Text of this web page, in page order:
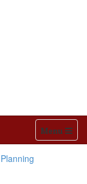
Menu
Planning